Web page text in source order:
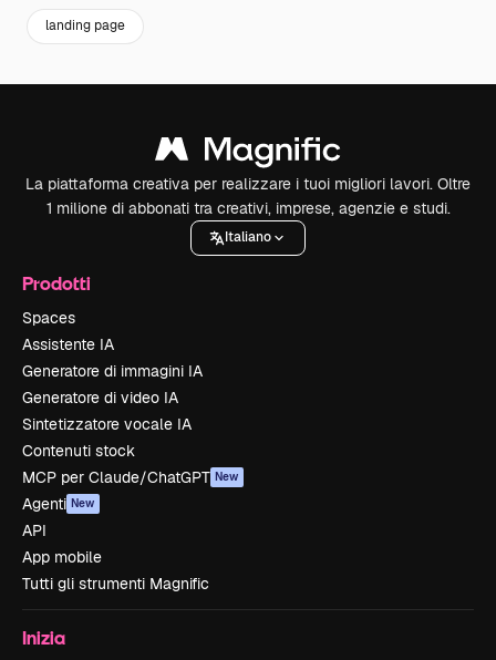
landing page
La piattaforma creativa per realizzare i tuoi migliori lavori. Oltre
1 milione di abbonati tra creativi, imprese, agenzie e studi.
Italiano
Prodotti
Spaces
Assistente IA
Generatore di immagini IA
Generatore di video IA
Sintetizzatore vocale IA
Contenuti stock
MCP per Claude/ChatGPT New
Agenti New
API
App mobile
Tutti gli strumenti Magnific
Inizia